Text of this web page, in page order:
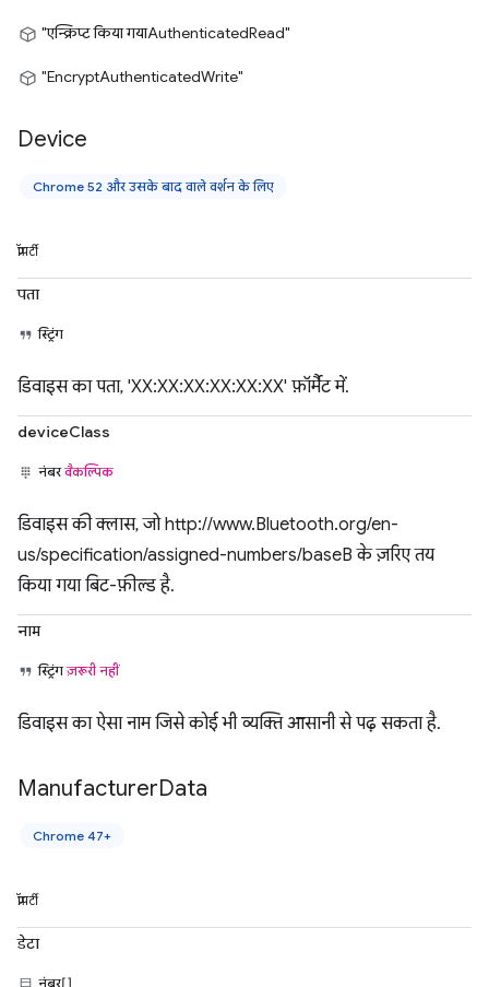
"एन्क्रिप्ट किया गयाAuthenticatedRead"
"EncryptAuthenticatedWrite"
Device
Chrome 52 और उसके बाद वाले वर्शन के लिए
प्रॉपर्टी
पता
स्ट्रिंग
डिवाइस का पता, 'XX:XX:XX:XX:XX:XX' फ़ॉर्मैट में.
deviceClass
नंबरवैकल्पिक
डिवाइस की क्लास, जो http://www.Bluetooth.org/en-
us/specification/assigned-numbers/baseB के ज़रिए तय
किया गया बिट-फ़ील्ड है.
नाम
स्ट्रिंगज़रूरी नहीं
डिवाइस का ऐसा नाम जिसे कोई भी व्यक्ति आसानी से पढ़ सकता है.
ManufacturerData
Chrome 47+
प्रॉपर्टी
डेटा
नंबर[]